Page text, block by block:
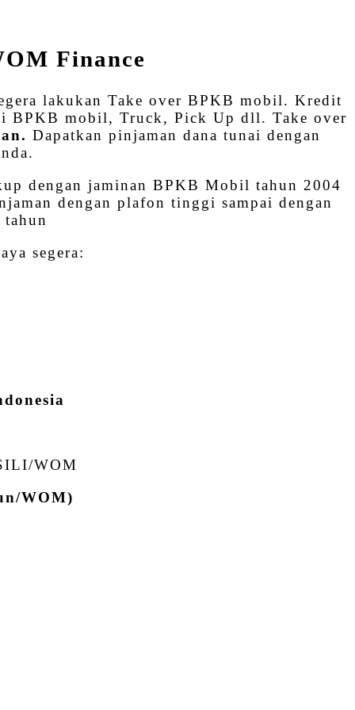
Finance
lakukan Take over BPKB mobil. Kredit
BPKB mobil, Truck, Pick Up dll. Take over
Dapatkan pinjaman dana tunai dengan
dengan jaminan BPKB Mobil tahun 2004
dengan plafon tinggi sampai dengan
segera:
WOM
WOM)